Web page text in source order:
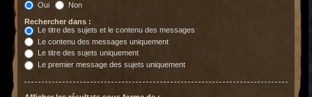
Oui
Non
Rechercher dans :
Le titre des sujets et le contenu des messages
Le contenu des messages uniquement
Le titre des sujets uniquement
Le premier message des sujets uniquement